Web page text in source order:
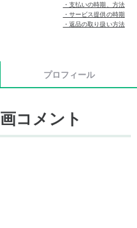
・支払いの時期、方法
・サービス提供の時期
・返品の取り扱い方法
プロフィール
コメント